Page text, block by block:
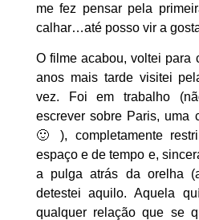
me fez pensar pela
calhar…até posso vir a
O filme acabou, voltei para
anos mais tarde visitei
vez. Foi em trabalho
escrever sobre Paris, uma
🙂 ), completamente
espaço e de tempo e,
a pulga atrás da orelha
detestei aquilo. Aquela
qualquer relação que se